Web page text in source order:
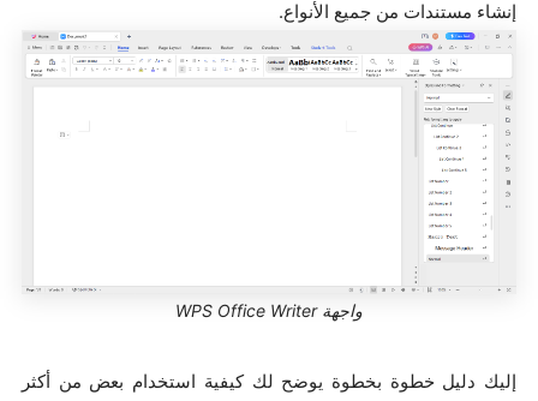
إنشاء مستندات من جميع الأنواع.
واجهة WPS Office Writer
إليك دليل خطوة بخطوة يوضح لك كيفية استخدام بعض من أكثر